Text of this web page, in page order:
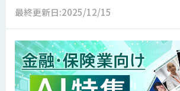
最終更新日:2025/12/15